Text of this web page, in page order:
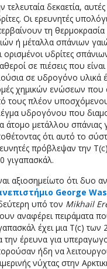
τελευταία δεκαετία,
Οι ερευνητές
τη
ή μέταλλα σπάνιων
ορισμένοι υδρίτες
σε πιέσεις που
σε υδρογόνο υλικά
χημικών ενώσεων που
τους πλέον
υδρογόνου που
άτομο μετάλλου σπάνιας
ότι αυτό το
πρόβλεψαν την
γιγαπασκάλ.
αξιοσημείωτο ότι δυο
George
υπό τον Mikhail
αναφέρει πειράματα
έχει μια T(c)
την έρευνα για
ήδη να
νύχτας στην